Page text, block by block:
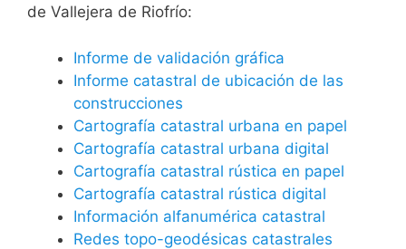
de Vallejera de Riofrío:
Informe de validación gráfica
Informe catastral de ubicación de las
construcciones
Cartografía catastral urbana en papel
Cartografía catastral urbana digital
Cartografía catastral rústica en papel
Cartografía catastral rústica digital
Información alfanumérica catastral
Redes topo-geodésicas catastrales